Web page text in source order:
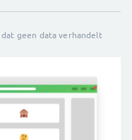
geen data verhandelt